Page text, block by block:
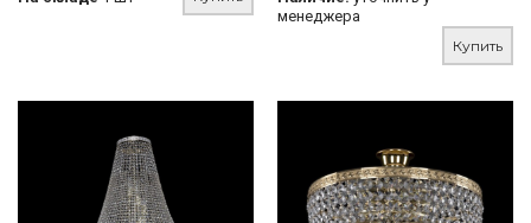
менеджера
Купить